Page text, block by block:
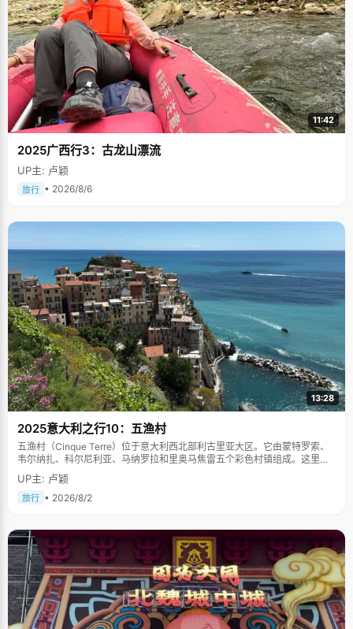
11:42
2025广西行3：古龙山漂流
UP主: 卢颖
旅行 • 2026/8/6
13:28
2025意大利之行10：五渔村
五渔村（Cinque Terre）位于意大利西北部利古里亚大区。它由蒙特罗索、
韦尔纳扎、科尔尼利亚、马纳罗拉和里奥马焦雷五个彩色村镇组成。这里依
山傍海，房屋色彩斑斓，1997年被列为世界文化遗产。
UP主: 卢颖
旅行 • 2026/8/2